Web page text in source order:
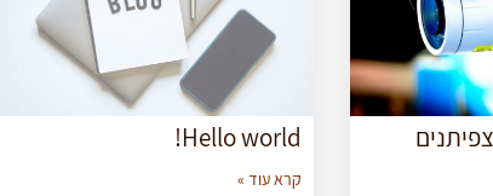
Hello world!
קרא עוד »